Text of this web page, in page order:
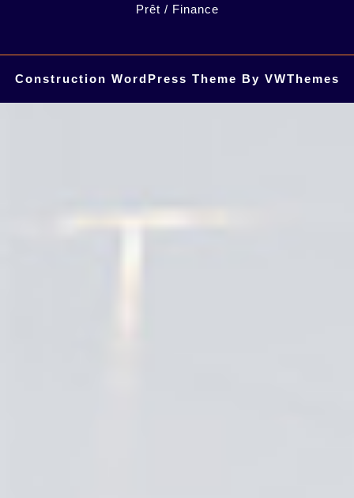
Prêt / Finance
Construction WordPress Theme By VWThemes